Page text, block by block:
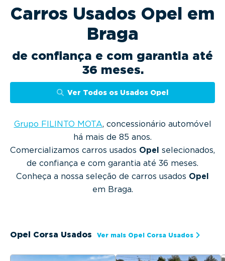
a
o
Carros Usados Opel em
Braga
de confiança e com garantia até
36 meses.
Ver Todos os Usados Opel
Grupo FILINTO MOTA, concessionário automóvel
há mais de 85 anos.
Comercializamos carros usados Opel selecionados,
de confiança e com garantia até 36 meses.
Conheça a nossa seleção de carros usados Opel
em Braga.
Opel Corsa Usados Ver mais Opel Corsa Usados